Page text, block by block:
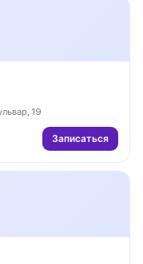
19
Записаться